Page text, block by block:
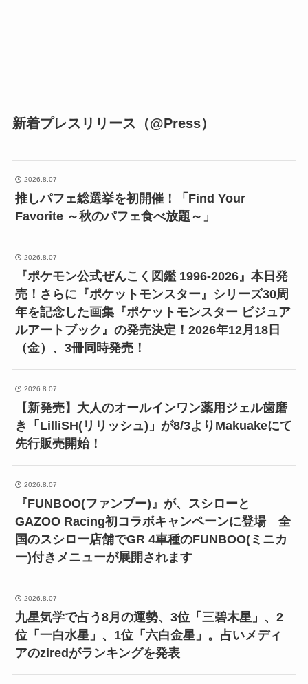
新着プレスリリース（@Press）
2026.8.07
推しパフェ総選挙を初開催！「Find Your
Favorite ～秋のパフェ食べ放題～」
2026.8.07
『ポケモン公式ぜんこく図鑑 1996-2026』本日発
売！さらに『ポケットモンスター』シリーズ30周
年を記念した画集『ポケットモンスター ビジュア
ルアートブック』の発売決定！2026年12月18日
（金）、3冊同時発売！
2026.8.07
【新発売】大人のオールインワン薬用ジェル歯磨
き「LilliSH(リリッシュ)」が8/3よりMakuakeにて
先行販売開始！
2026.8.07
『FUNBOO(ファンブー)』が、スシローと
GAZOO Racing初コラボキャンペーンに登場 全
国のスシロー店舗でGR 4車種のFUNBOO(ミニカ
ー)付きメニューが展開されます
2026.8.07
九星気学で占う8月の運勢、3位「三碧木星」、2
位「一白水星」、1位「六白金星」。占いメディ
アのziredがランキングを発表